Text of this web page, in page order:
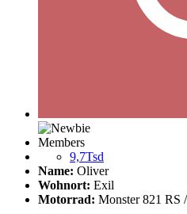
Members
9,7Tsd
Name: Oliver
Wohnort: Exil
Motorrad: Monster 821 RS